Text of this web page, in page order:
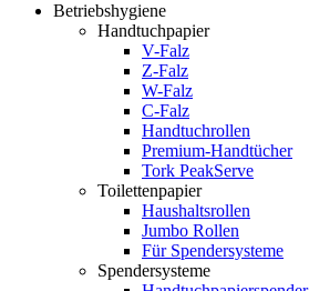
Betriebshygiene
Handtuchpapier
V-Falz
Z-Falz
W-Falz
C-Falz
Handtuchrollen
Premium-Handtücher
Tork PeakServe
Toilettenpapier
Haushaltsrollen
Jumbo Rollen
Für Spendersysteme
Spendersysteme